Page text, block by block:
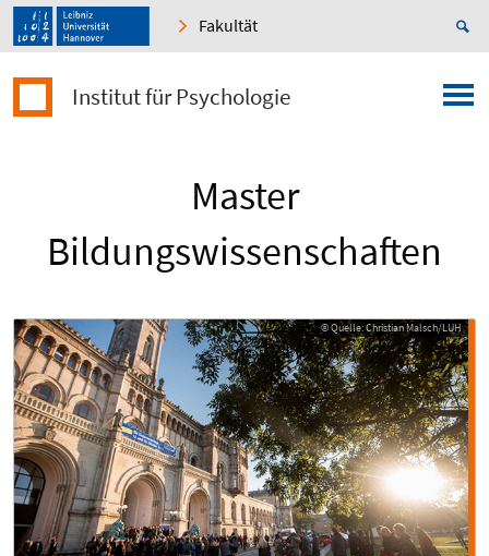
Fakultät
Institut für Psychologie
Master
Bildungswissenschaften
© Quelle: Christian Malsch/LUH
© Quelle: Christian Malsch/LUH